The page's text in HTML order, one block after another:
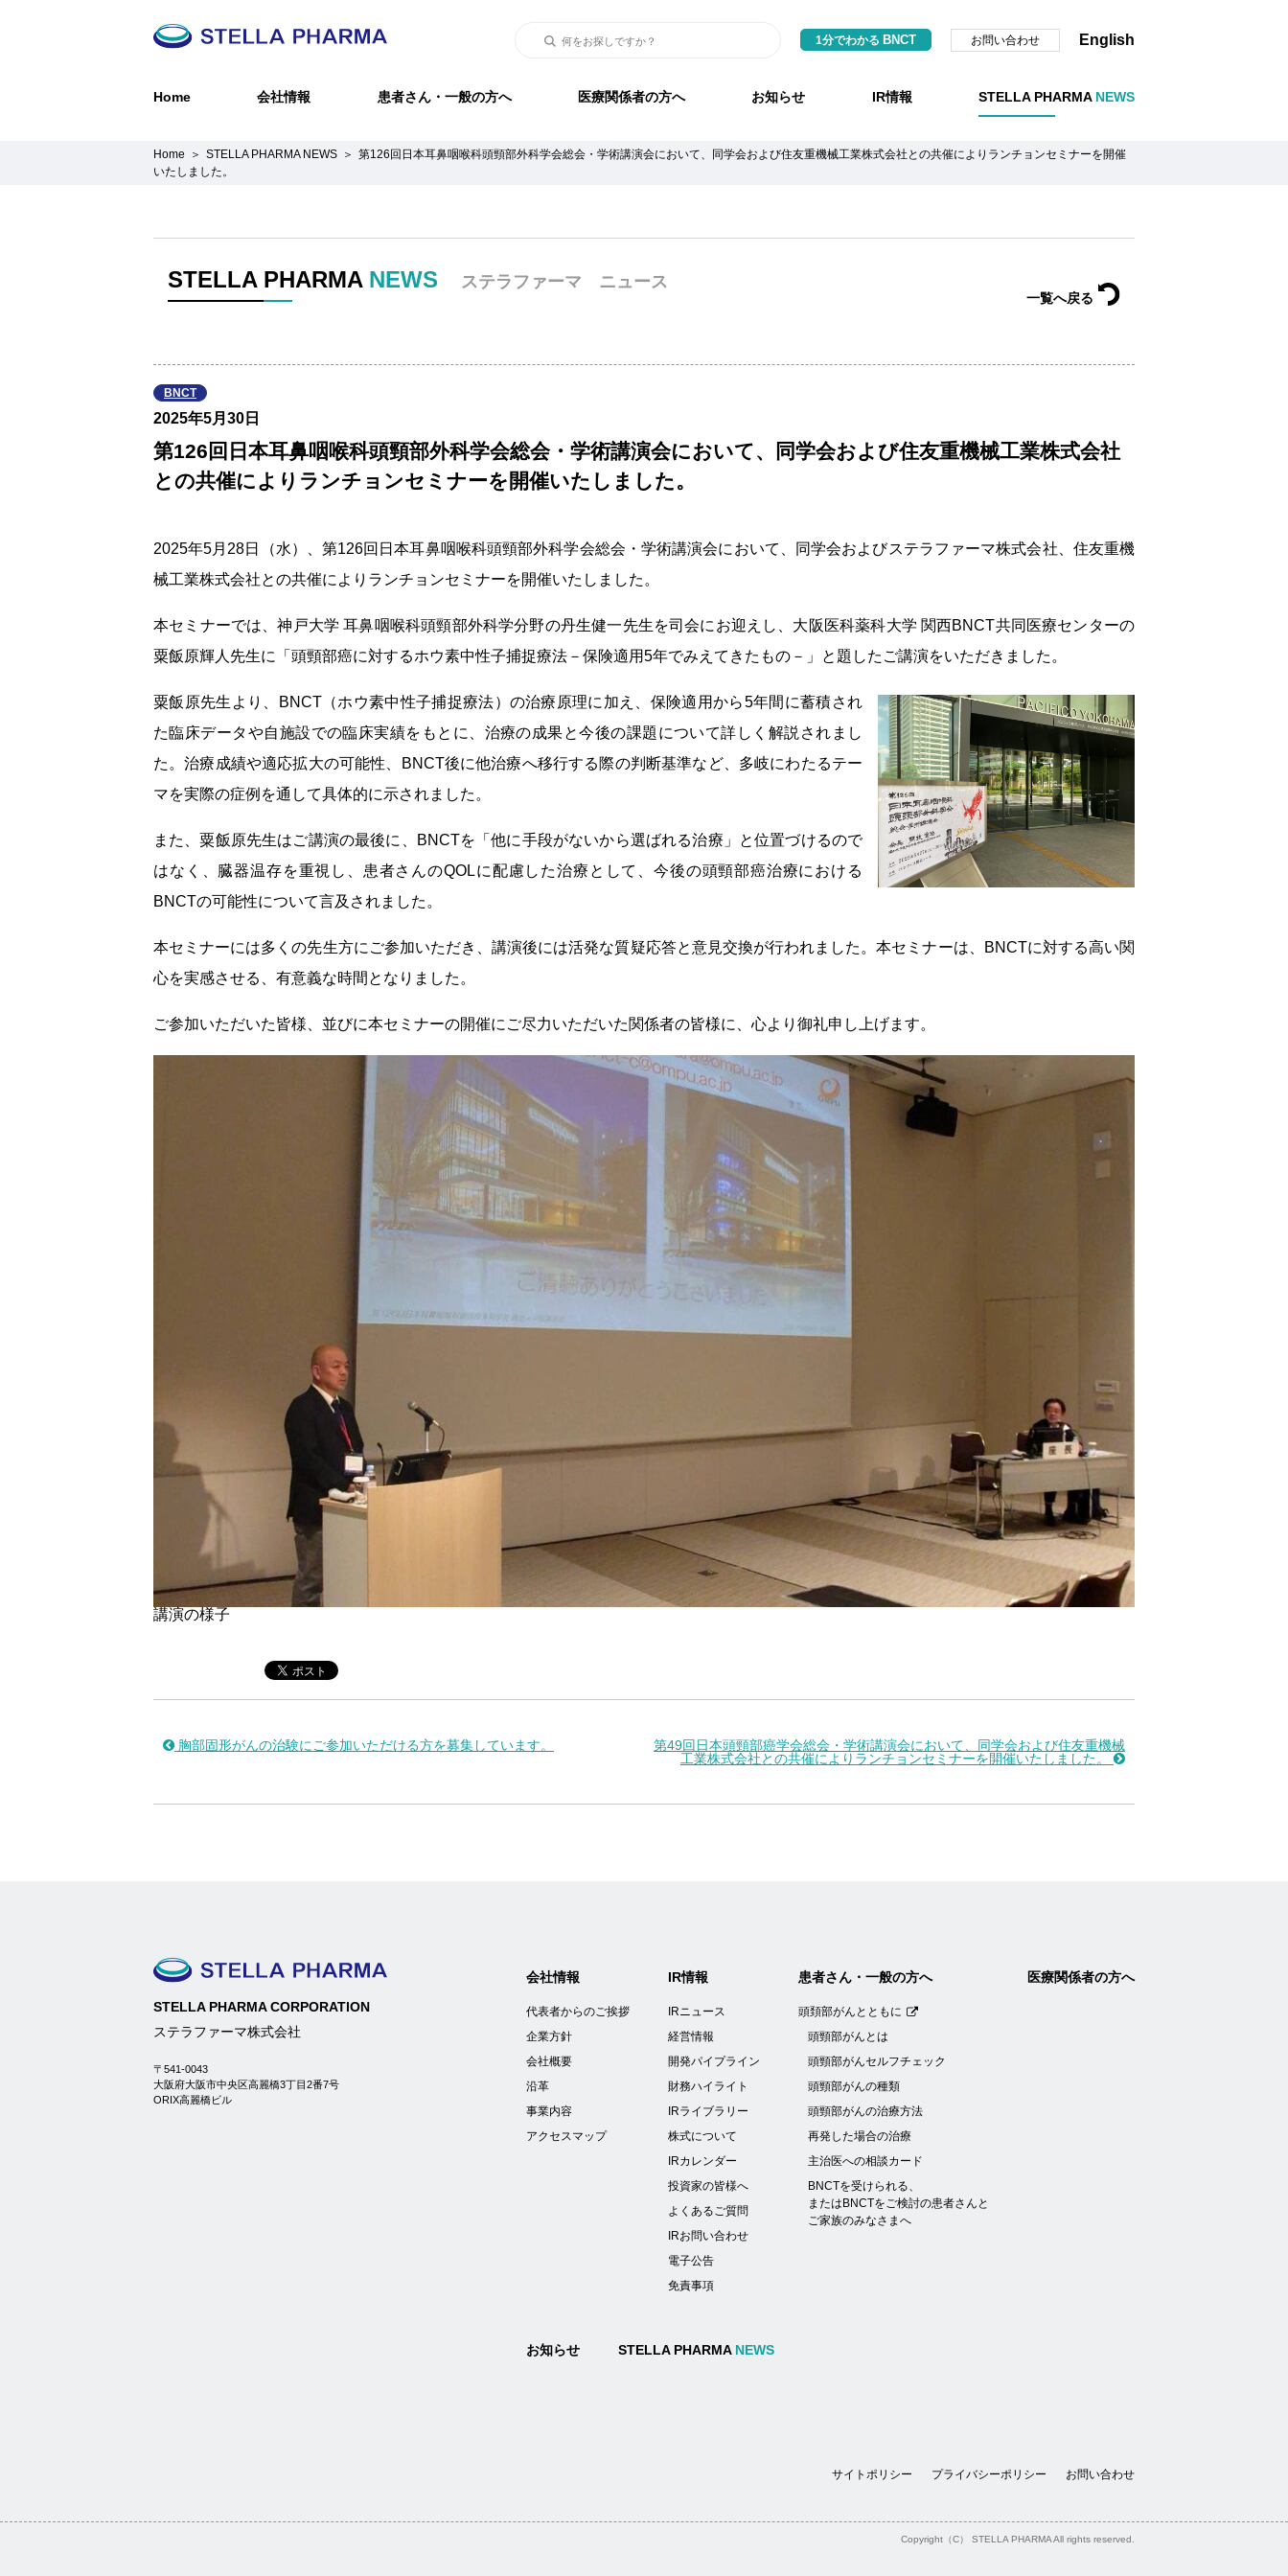
Home 会社情報 患者さん・一般の方へ 医療関係者の方へ お知らせ IR情報 STELLA PHARMA NEWS
1分でわかる BNCT お問い合わせ English
Home STELLA PHARMA NEWS
第126回日本耳鼻咽喉科頭頸部外科学会総会・学術講演会において、同学会および住友重機械工業株式会社との共催によりランチョンセミナーを開催
いたしました。
STELLA PHARMA NEWS ステラファーマ ニュース
一覧へ戻る
BNCT
2025年5月30日
第126回日本耳鼻咽喉科頭頸部外科学会総会・学術講演会において、同学会および住友重機械工業株式会社
との共催によりランチョンセミナーを開催いたしました。
2025年5月28日（水）、第126回日本耳鼻咽喉科頭頸部外科学会総会・学術講演会において、同学会およびステラファーマ株式会社、住友重機
械工業株式会社との共催によりランチョンセミナーを開催いたしました。
本セミナーでは、神戸大学 耳鼻咽喉科頭頸部外科学分野の丹生健一先生を司会にお迎えし、大阪医科薬科大学 関西BNCT共同医療センターの
粟飯原輝人先生に「頭頸部癌に対するホウ素中性子捕捉療法－保険適用5年でみえてきたもの－」と題したご講演をいただきました。
粟飯原先生より、BNCT（ホウ素中性子捕捉療法）の治療原理に加え、保険適用から5年間に蓄積され
た臨床データや自施設での臨床実績をもとに、治療の成果と今後の課題について詳しく解説されまし
た。治療成績や適応拡大の可能性、BNCT後に他治療へ移行する際の判断基準など、多岐にわたるテー
マを実際の症例を通して具体的に示されました。
また、粟飯原先生はご講演の最後に、BNCTを「他に手段がないから選ばれる治療」と位置づけるので
はなく、臓器温存を重視し、患者さんのQOLに配慮した治療として、今後の頭頸部癌治療における
BNCTの可能性について言及されました。
本セミナーには多くの先生方にご参加いただき、講演後には活発な質疑応答と意見交換が行われました。本セミナーは、BNCTに対する高い関
心を実感させる、有意義な時間となりました。
ご参加いただいた皆様、並びに本セミナーの開催にご尽力いただいた関係者の皆様に、心より御礼申し上げます。
講演の様子
胸部固形がんの治験にご参加いただける方を募集しています。
第49回日本頭頸部癌学会総会・学術講演会において、同学会および住友重機械
工業株式会社との共催によりランチョンセミナーを開催いたしました。
STELLA PHARMA CORPORATION
ステラファーマ株式会社
〒541-0043
大阪府大阪市中央区高麗橋3丁目2番7号
ORIX高麗橋ビル
会社情報
代表者からのご挨拶
企業方針
会社概要
沿革
事業内容
アクセスマップ
IR情報
IRニュース
経営情報
開発パイプライン
財務ハイライト
IRライブラリー
株式について
IRカレンダー
投資家の皆様へ
よくあるご質問
IRお問い合わせ
電子公告
免責事項
患者さん・一般の方へ
頭頚部がんとともに
頭頸部がんとは
頭頸部がんセルフチェック
頭頸部がんの種類
頭頸部がんの治療方法
再発した場合の治療
主治医への相談カード
BNCTを受けられる、
またはBNCTをご検討の患者さんと
ご家族のみなさまへ
医療関係者の方へ
お知らせ STELLA PHARMA NEWS
サイトポリシー プライバシーポリシー お問い合わせ
Copyright（C） STELLA PHARMA All rights reserved.